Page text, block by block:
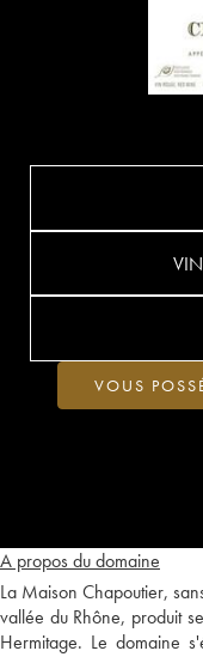
A propos du domaine
La Maison Chapoutier,
vallée du Rhône, produit
Hermitage. Le domaine
VOUS